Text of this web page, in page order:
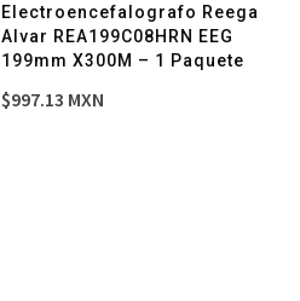
Electroencefalografo Reega
Alvar REA199C08HRN EEG
199mm X300M – 1 Paquete
$997.13 MXN